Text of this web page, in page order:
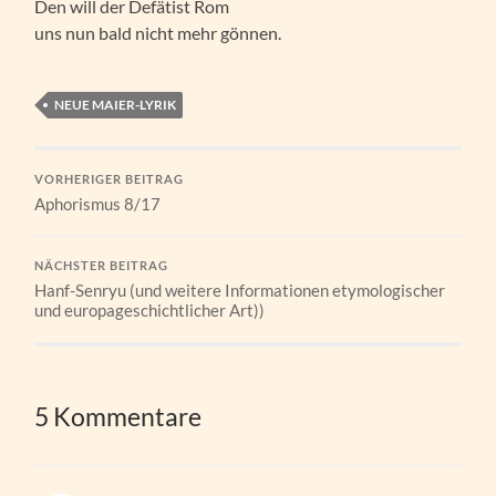
Den will der Defätist Rom
uns nun bald nicht mehr gönnen.
NEUE MAIER-LYRIK
VORHERIGER BEITRAG
Aphorismus 8/17
NÄCHSTER BEITRAG
Hanf-Senryu (und weitere Informationen etymologischer
und europageschichtlicher Art))
5 Kommentare